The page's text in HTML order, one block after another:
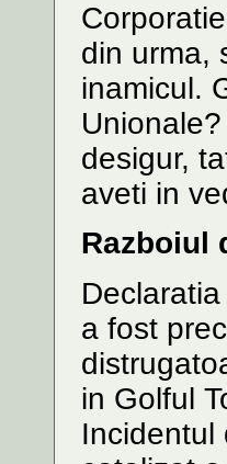
din urma,
inamicul.
desigur,
aveti in
Razboiul
a fost
in Golful
Incidentul